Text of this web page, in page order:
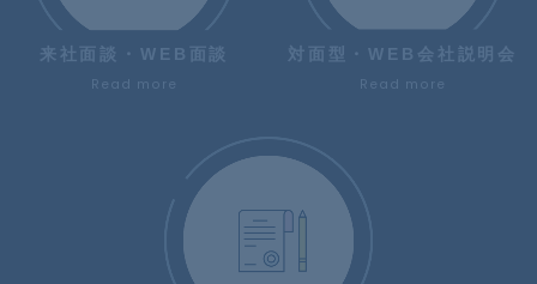
来社面談・WEB面談
Read more
対面型・WEB会社説明会
Read more